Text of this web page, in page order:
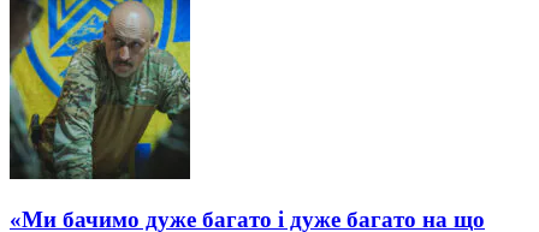
«Ми бачимо дуже багато і дуже багато на що